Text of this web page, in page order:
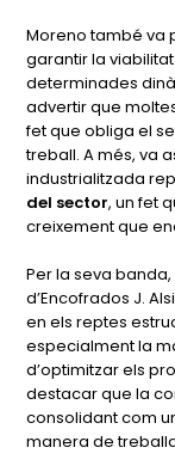
Moreno també va
garantir la
determinades
advertir que
fet que obliga el
treball. A més, va
industrialitzada
del sector, un fet
creixement que
Per la seva banda,
d’Encofrados J.
en els reptes
especialment la
d’optimitzar els
destacar que la
consolidant com
manera de